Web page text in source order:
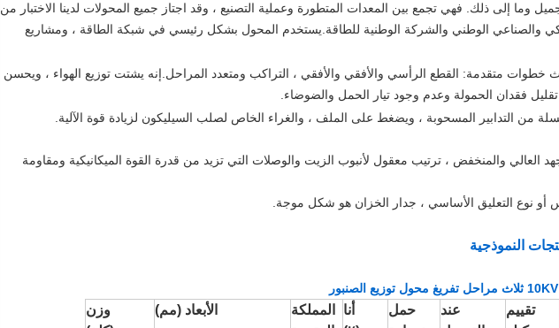
وما إلى ذلك. فهي تجمع بين المعدات المتطورة وعملية التصنيع ، وقد اجتاز جميع المحولات لدينا الاختبار من
والصناعي الوطني والشركة الوطنية للطاقة.يستخدم المحول بشكل رئيسي في شبكة الطاقة ، ومشاريع
خطوات متقدمة: القطع الرأسي والأفقي والأفقي ، التراكب ومتعدد المراحل.إنه يشتت توزيع الهواء ، ويحسن
فقدان الحمولة وعدم وجود تيار الحمل والضوضاء.
العالي والمنخفض ، ترتيب معقول لأنبوب الزيت والوصلات التي تزيد من قدرة القوة الميكانيكية ومقاومة
أو نوع التعليق الأساسي ، جدار الخزان هو شكل موجة.
النموذجية
تقييم
عند
حمل
أنا
المملكة
الأبعاد (مم)
وزن